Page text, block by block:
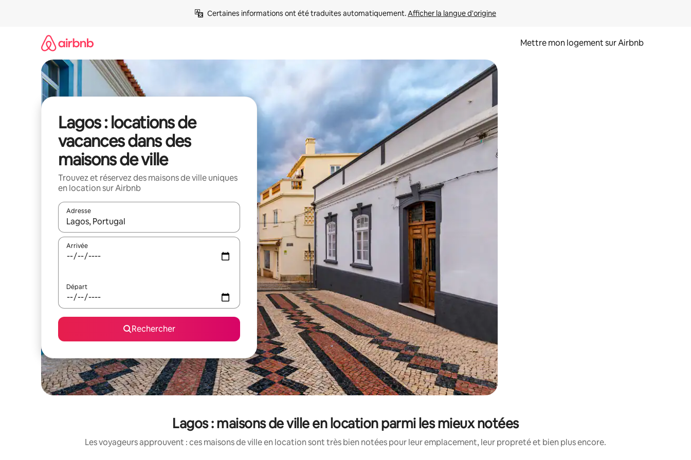
Certaines informations ont été traduites automatiquement. Afficher la langue d'origine
Mettre mon logement sur Airbnb
Lagos : locations de
vacances dans des
maisons de ville
Trouvez et réservez des maisons de ville uniques
en location sur Airbnb
Adresse
Lorsque les résultats s'affichent, utilisez les flèches vers le haut et vers le bas pour les parcourir ou en appuyant et en faisant glisser.
Arrivée
Départ
Rechercher
Lagos : maisons de ville en location parmi les mieux notées
Les voyageurs approuvent : ces maisons de ville en location sont très bien notées pour leur emplacement, leur propreté et bien plus encore.